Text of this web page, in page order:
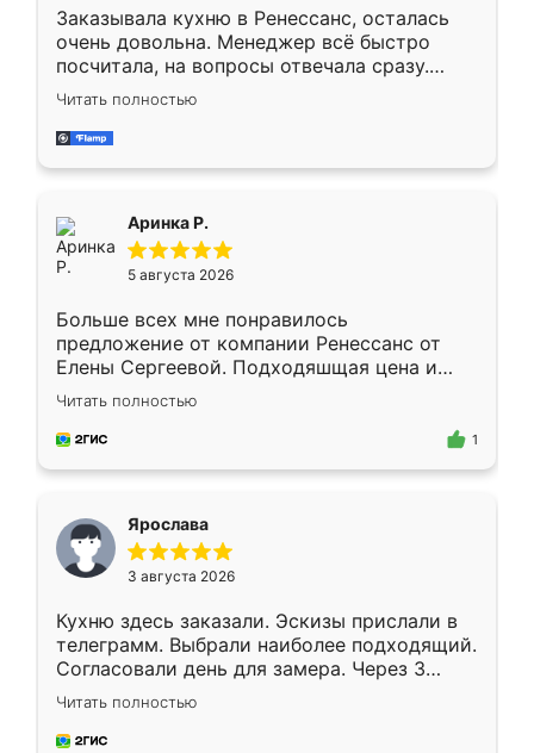
Заказывала кухню в Ренессанс, осталась
очень довольна. Менеджер всё быстро
посчитала, на вопросы отвечала сразу.
Замерщик приехал в субботу, подошёл к
делу со всей ответственностью. Собрали
за день, ребята работали аккуратно, даже
Читать полностью
Аринка Р.
5 августа 2026
Больше всех мне понравилось
предложение от компании Ренессанс от
Елены Сергеевой. Подходяшщая цена и
короткие сроки изготовления. Приехавший
для замера сотрудник Владислав
предложил по моему эскизу самый
Читать полностью
1
Ярослава
3 августа 2026
Кухню здесь заказали. Эскизы прислали в
телеграмм. Выбрали наиболее подходящий.
Согласовали день для замера. Через 3
недели кухня была уже готова. Остались
довольны работой. Спасибо Ренессанс
мебель за качественную работу!
Читать полностью